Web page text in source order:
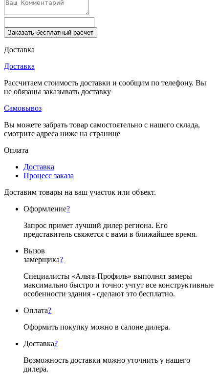
Заказать бесплатный расчет
Доставка
Доставка
Рассчитаем стоимость доставки и сообщим по телефону. Вы
не обязаны заказывать доставку
Самовывоз
Вы можете забрать товар самостоятельно с нашего склада,
смотрите адреса ниже на странице
Оплата
Доставка
Процесс заказа
Доставим товары на ваш участок или объект.
Оформление?
Запрос примет лучший дилер региона. Его
представитель свяжется с вами в ближайшее время.
Вызов
замерщика?
Специалисты «Альта-Профиль» выполнят замеры
максимально быстро и точно: учтут все конструктивные
особенности здания - сделают это бесплатно.
Оплата?
Оформить покупку можно в салоне дилера.
Доставка?
Возможность доставки можно уточнить у нашего
дилера.